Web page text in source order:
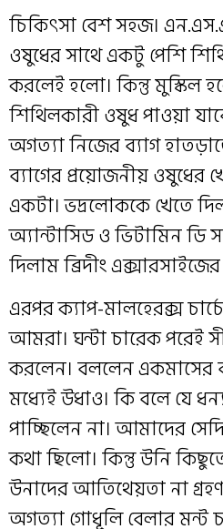
চিকিৎসা বেশ সহজ।
ওষুধের সাথে একটু পেশি
করলেই হলো। কিন্তু মুস্কিল
শিথিলকারী ওষুধ পাওয়া
অগত্যা নিজের ব্যাগ
ব্যাগের প্রয়োজনীয় ওষুধের
একটা। ভদ্রলোককে খেতে
অ্যান্টাসিড ও ভিটামিন ডি
দিলাম ব্রিদীং
এরপর ক্যাপ-মালহেরক্স
আমরা। ঘন্টা চারেক পরেই
করলেন। বললেন একমাসের
মধ্যেই উধাও। কি বলে যে
পাচ্ছিলেন না। আমাদের
কথা ছিলো। কিন্তু উনি
উনাদের আতিথেয়তা না
অগত্যা গোধূলি বেলার মন্ট